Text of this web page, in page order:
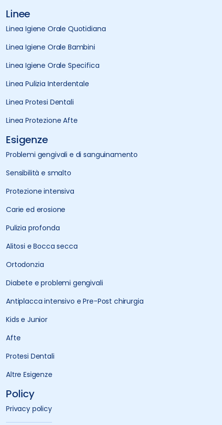
Linee
Linea Igiene Orale Quotidiana
Linea Igiene Orale Bambini
Linea Igiene Orale Specifica
Linea Pulizia Interdentale
Linea Protesi Dentali
Linea Protezione Afte
Esigenze
Problemi gengivali e di sanguinamento
Sensibilità e smalto
Protezione intensiva
Carie ed erosione
Pulizia profonda
Alitosi e Bocca secca
Ortodonzia
Diabete e problemi gengivali
Antiplacca intensivo e Pre-Post chirurgia
Kids e Junior
Afte
Protesi Dentali
Altre Esigenze
Policy
Privacy policy